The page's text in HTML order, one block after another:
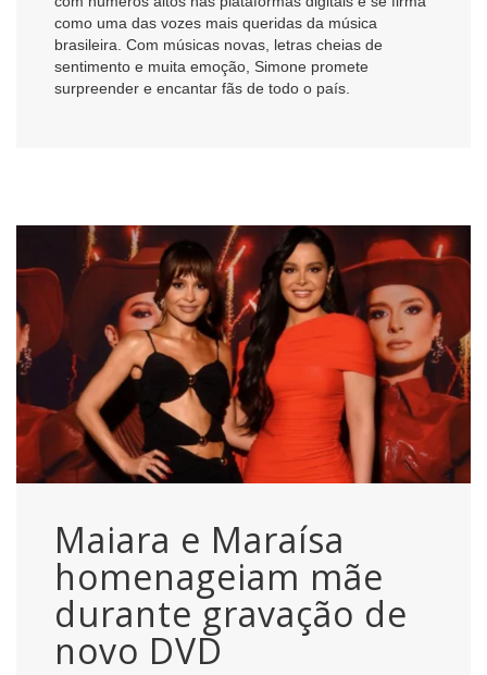
como uma das vozes mais queridas da música
brasileira. Com músicas novas, letras cheias de
sentimento e muita emoção, Simone promete
surpreender e encantar fãs de todo o país.
Maiara e Maraísa
homenageiam mãe
durante gravação de
novo DVD